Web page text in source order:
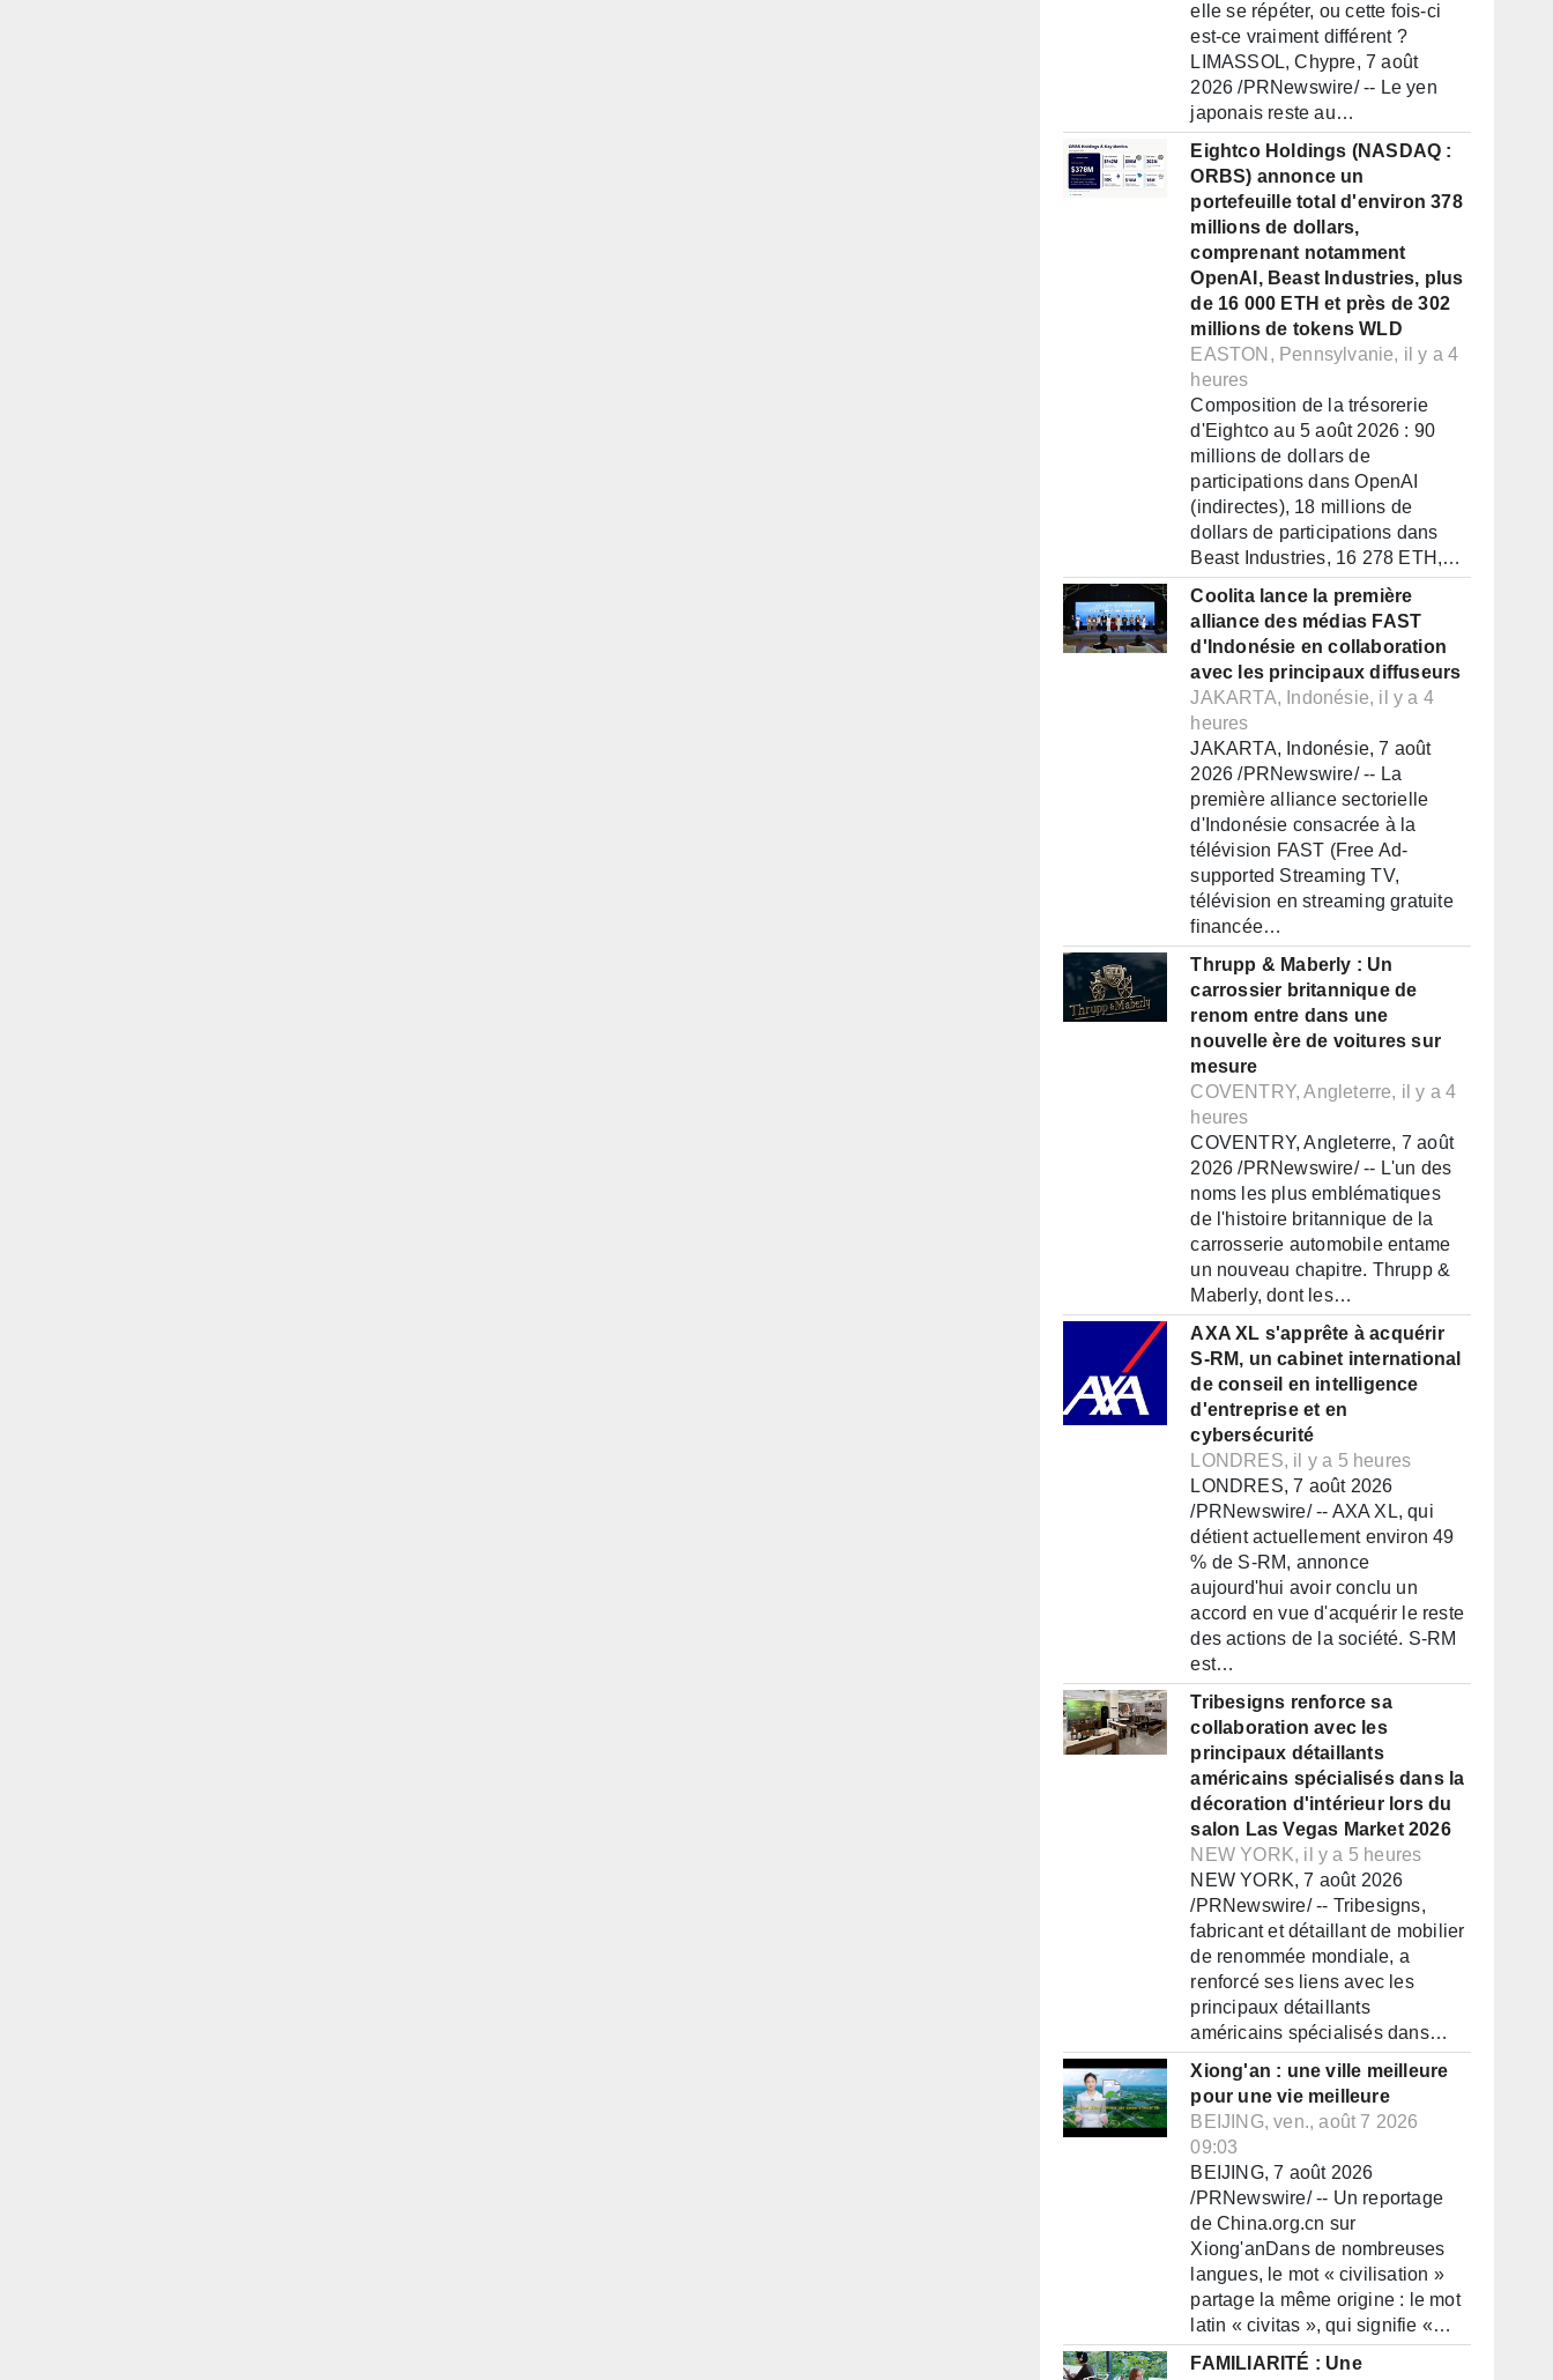
elle se répéter, ou cette fois-ci
est-ce vraiment différent ?
LIMASSOL, Chypre, 7 août
2026 /PRNewswire/ -- Le yen
japonais reste au…
Eightco Holdings (NASDAQ :
ORBS) annonce un
portefeuille total d'environ 378
millions de dollars,
comprenant notamment
OpenAI, Beast Industries, plus
de 16 000 ETH et près de 302
millions de tokens WLD
EASTON, Pennsylvanie, il y a 4
heures
Composition de la trésorerie
d'Eightco au 5 août 2026 : 90
millions de dollars de
participations dans OpenAI
(indirectes), 18 millions de
dollars de participations dans
Beast Industries, 16 278 ETH,…
Coolita lance la première
alliance des médias FAST
d'Indonésie en collaboration
avec les principaux diffuseurs
JAKARTA, Indonésie, il y a 4
heures
JAKARTA, Indonésie, 7 août
2026 /PRNewswire/ -- La
première alliance sectorielle
d'Indonésie consacrée à la
télévision FAST (Free Ad-
supported Streaming TV,
télévision en streaming gratuite
financée…
Thrupp & Maberly : Un
carrossier britannique de
renom entre dans une
nouvelle ère de voitures sur
mesure
COVENTRY, Angleterre, il y a 4
heures
COVENTRY, Angleterre, 7 août
2026 /PRNewswire/ -- L'un des
noms les plus emblématiques
de l'histoire britannique de la
carrosserie automobile entame
un nouveau chapitre. Thrupp &
Maberly, dont les…
AXA XL s'apprête à acquérir
S-RM, un cabinet international
de conseil en intelligence
d'entreprise et en
cybersécurité
LONDRES, il y a 5 heures
LONDRES, 7 août 2026
/PRNewswire/ -- AXA XL, qui
détient actuellement environ 49
% de S-RM, annonce
aujourd'hui avoir conclu un
accord en vue d'acquérir le reste
des actions de la société. S-RM
est…
Tribesigns renforce sa
collaboration avec les
principaux détaillants
américains spécialisés dans la
décoration d'intérieur lors du
salon Las Vegas Market 2026
NEW YORK, il y a 5 heures
NEW YORK, 7 août 2026
/PRNewswire/ -- Tribesigns,
fabricant et détaillant de mobilier
de renommée mondiale, a
renforcé ses liens avec les
principaux détaillants
américains spécialisés dans…
Xiong'an : une ville meilleure
pour une vie meilleure
BEIJING, ven., août 7 2026
09:03
BEIJING, 7 août 2026
/PRNewswire/ -- Un reportage
de China.org.cn sur
Xiong'anDans de nombreuses
langues, le mot « civilisation »
partage la même origine : le mot
latin « civitas », qui signifie «…
FAMILIARITÉ : Une